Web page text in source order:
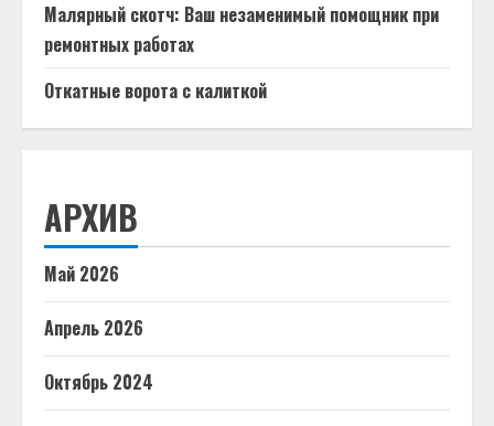
Малярный скотч: Ваш незаменимый помощник при
ремонтных работах
Откатные ворота с калиткой
АРХИВ
Май 2026
Апрель 2026
Октябрь 2024